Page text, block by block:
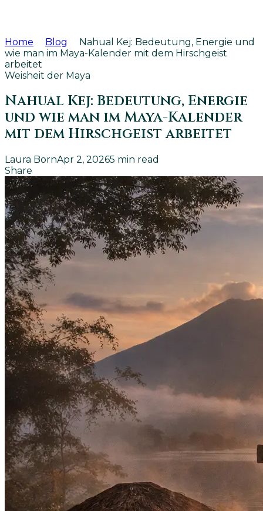
Home Blog
Nahual Kej: Bedeutung, Energie und
wie man im Maya-Kalender mit dem Hirschgeist
arbeitet
Weisheit der Maya
Nahual Kej: Bedeutung, Energie
und wie man im Maya-Kalender
mit dem Hirschgeist arbeitet
Laura BornApr 2, 20265 min read
Share